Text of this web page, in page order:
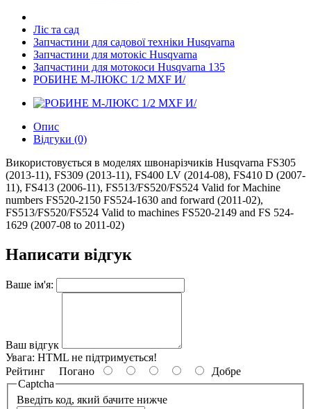
Ліс та сад
Запчастини для садової техніки Husqvarna
Запчастини для мотокіс Husqvarna
Запчастини для мотокоси Husqvarna 135
РОБИНЕ М-ЛЮКС 1/2 MXF И/
Опис
Відгуки (0)
Використовується в моделях швонарізчиків Husqvarna FS305
(2013-11), FS309 (2013-11), FS400 LV (2014-08), FS410 D (2007-
11), FS413 (2006-11), FS513/FS520/FS524 Valid for Machine
numbers FS520-2150 FS524-1630 and forward (2011-02),
FS513/FS520/FS524 Valid to machines FS520-2149 and FS 524-
1629 (2007-08 to 2011-02)
Написати відгук
Ваше ім'я:
Ваш відгук
Увага: HTML не підтримується!
Рейтинг Погано
Добре
Captcha
Введіть код, який бачите нижче